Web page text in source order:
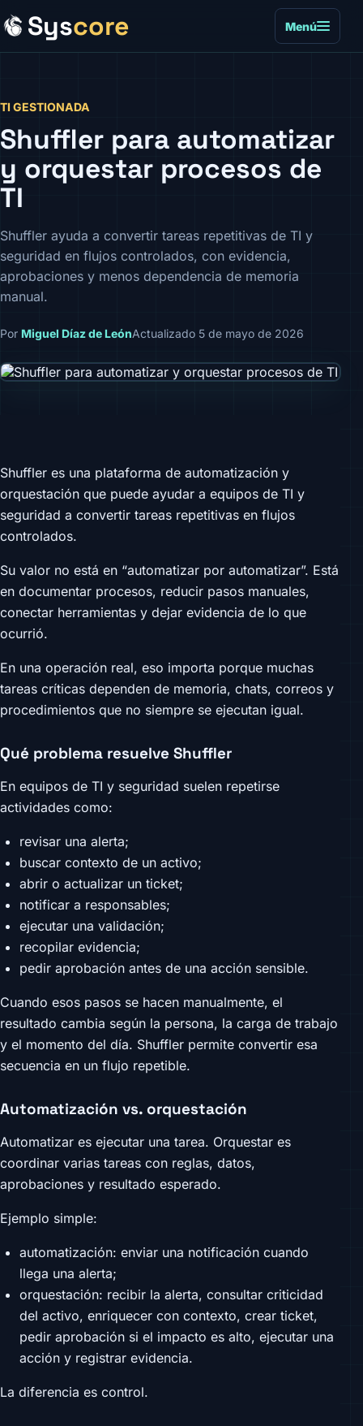
Syscore Menú
TI GESTIONADA
Shuffler para automatizar
y orquestar procesos de
TI
Shuffler ayuda a convertir tareas repetitivas de TI y
seguridad en flujos controlados, con evidencia,
aprobaciones y menos dependencia de memoria
manual.
Por Miguel Díaz de LeónActualizado 5 de mayo de 2026
Shuffler es una plataforma de automatización y
orquestación que puede ayudar a equipos de TI y
seguridad a convertir tareas repetitivas en flujos
controlados.
Su valor no está en “automatizar por automatizar”. Está
en documentar procesos, reducir pasos manuales,
conectar herramientas y dejar evidencia de lo que
ocurrió.
En una operación real, eso importa porque muchas
tareas críticas dependen de memoria, chats, correos y
procedimientos que no siempre se ejecutan igual.
Qué problema resuelve Shuffler
En equipos de TI y seguridad suelen repetirse
actividades como:
revisar una alerta;
buscar contexto de un activo;
abrir o actualizar un ticket;
notificar a responsables;
ejecutar una validación;
recopilar evidencia;
pedir aprobación antes de una acción sensible.
Cuando esos pasos se hacen manualmente, el
resultado cambia según la persona, la carga de trabajo
y el momento del día. Shuffler permite convertir esa
secuencia en un flujo repetible.
Automatización vs. orquestación
Automatizar es ejecutar una tarea. Orquestar es
coordinar varias tareas con reglas, datos,
aprobaciones y resultado esperado.
Ejemplo simple:
automatización: enviar una notificación cuando
llega una alerta;
orquestación: recibir la alerta, consultar criticidad
del activo, enriquecer con contexto, crear ticket,
pedir aprobación si el impacto es alto, ejecutar una
acción y registrar evidencia.
La diferencia es control.